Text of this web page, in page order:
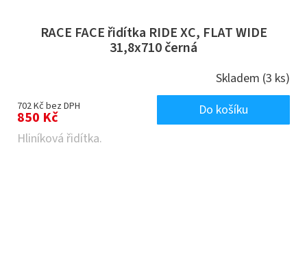
RACE FACE řidítka RIDE XC, FLAT WIDE
31,8x710 černá
Skladem (3 ks)
702 Kč bez DPH
850 Kč
Do košíku
Hliníková řidítka.